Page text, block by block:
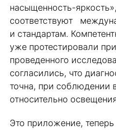
насыщенность-
соответствуют
и стандартам.
уже протестировали
проведенного
согласились, что
точна, при соблюдении
относительно
Это приложение,